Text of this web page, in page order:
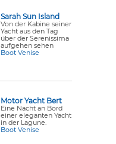
Sarah Sun Island
Von der Kabine seiner
Yacht aus den Tag
über der Serenissima
aufgehen sehen
Boot Venise
Motor Yacht Bert
Eine Nacht an Bord
einer eleganten Yacht
in der Lagune.
Boot Venise